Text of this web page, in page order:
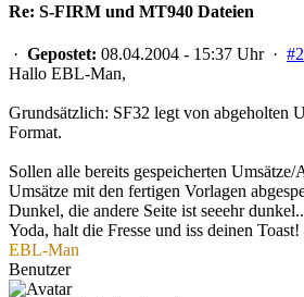
Re: S-FIRM und MT940 Dateien
· Gepostet: 08.04.2004 - 15:37 Uhr · #2
Hallo EBL-Man,
Grundsätzlich: SF32 legt von abgeholten
Format.
Sollen alle bereits gespeicherten
Umsätze mit den fertigen Vorlagen
Dunkel, die andere Seite ist seeehr
Yoda, halt die Fresse und iss deinen Toast!
EBL-Man
Benutzer